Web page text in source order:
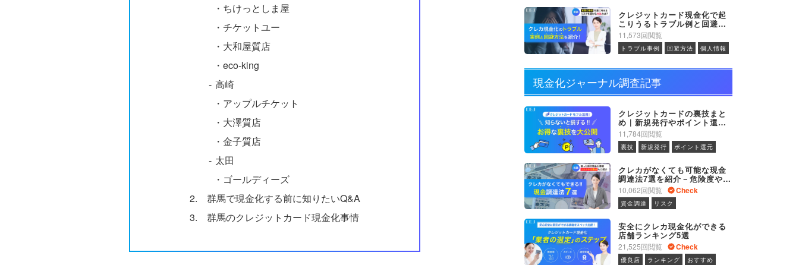
・ ちけっとしま屋
・ チケットユー
・ 大和屋質店
・ eco-king
‐ 高崎
・ アップルチケット
・ 大澤質店
・ 金子質店
‐ 太田
・ ゴールディーズ
2.
群馬で現金化する前に知りたいQ&A
3.
群馬のクレジットカード現金化事情
クレジットカード現金化で起
こりうるトラブル例と回避方
法を解説
11,573回閲覧
トラブル事例 回避方法 個人情報
現金化ジャーナル調査記事
クレジットカードの裏技まと
め｜新規発行やポイント還元
に関するお得なテクニック
11,784回閲覧
裏技 新規発行 ポイント還元
クレカがなくても可能な現金
調達法7選を紹介－危険度やメ
リット・デメリットと併せて
紹介
10,062回閲覧 Check
資金調達 リスク
安全にクレカ現金化ができる
店舗ランキング5選
21,525回閲覧 Check
優良店 ランキング おすすめ